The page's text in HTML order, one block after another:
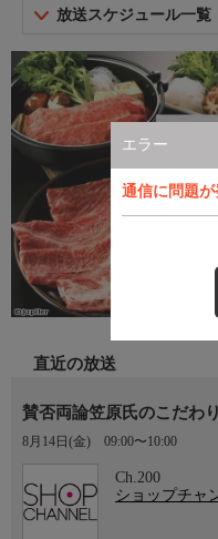
エラー
通信に問題
放送スケジュール一覧
直近の放送
賛否両論笠原氏のこだわ
8月14日(金) 09:00〜10:00
Ch.200
ショップチャ